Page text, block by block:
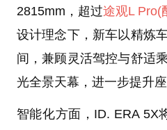
2815mm，超过途观L Pro(
设计理念下，新车以精炼
间，兼顾灵活驾控与舒适
光全景天幕，进一步提升座
智能化方面，ID. ERA 5X